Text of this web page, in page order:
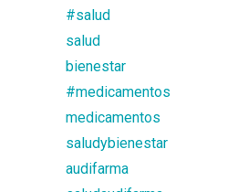
#salud
salud
bienestar
#medicamentos
medicamentos
saludybienestar
audifarma